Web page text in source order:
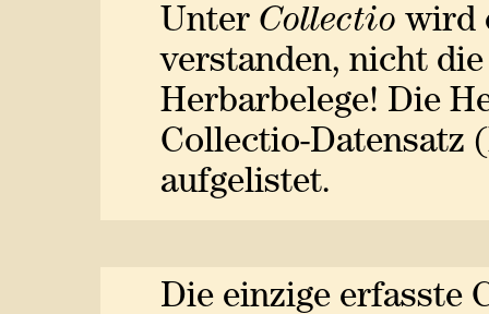
Unter Collectio wird
verstanden, nicht
Herbarbelege! Die
Collectio-Datensatz
aufgelistet.
Die einzige erfasste